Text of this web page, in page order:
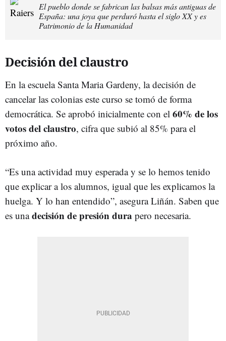
El pueblo donde se fabrican las balsas más antiguas de
España: una joya que perduró hasta el siglo XX y es
Patrimonio de la Humanidad
Decisión del claustro
En la escuela Santa Maria Gardeny, la decisión de
cancelar las colonias este curso se tomó de forma
democrática. Se aprobó inicialmente con el 60% de los
votos del claustro, cifra que subió al 85% para el
próximo año.
“Es una actividad muy esperada y se lo hemos tenido
que explicar a los alumnos, igual que les explicamos la
huelga. Y lo han entendido”, asegura Liñán. Saben que
es unadecisión de presión dura pero necesaria.